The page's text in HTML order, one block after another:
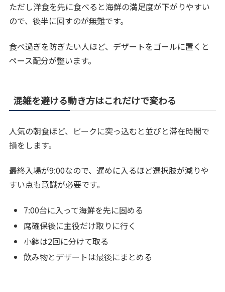
ただし洋食を先に食べると海鮮の満足度が下がりやすい
ので、後半に回すのが無難です。
食べ過ぎを防ぎたい人ほど、デザートをゴールに置くと
ペース配分が整います。
混雑を避ける動き方はこれだけで変わる
人気の朝食ほど、ピークに突っ込むと並びと滞在時間で
損をします。
最終入場が9:00なので、遅めに入るほど選択肢が減りや
すい点も意識が必要です。
7:00台に入って海鮮を先に固める
席確保後に主役だけ取りに行く
小鉢は2回に分けて取る
飲み物とデザートは最後にまとめる